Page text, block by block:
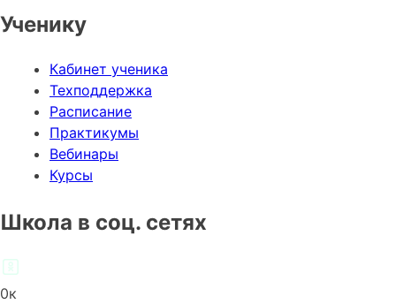
Ученику
Кабинет ученика
Техподдержка
Расписание
Практикумы
Вебинары
Курсы
Школа в соц. сетях
0к